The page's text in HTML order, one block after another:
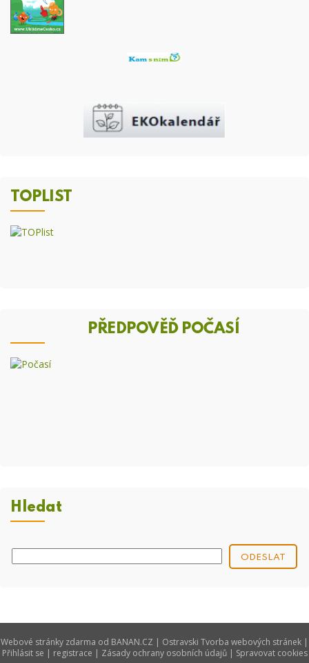
TOPLIST
PŘEDPOVĚĎ POČASÍ
Hledat
Webové stránky zdarma od BANAN.CZ | Ostravski Tvorba webových stránek |
Přihlásit se | registrace | Zásady ochrany osobních údajů| Spravovat cookies